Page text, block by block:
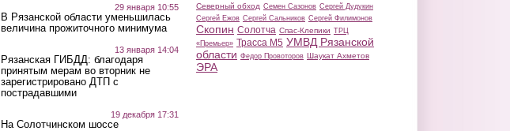
29 января 10:55
В Рязанской области уменьшилась
величина прожиточного минимума
13 января 14:04
Рязанская ГИБДД: благодаря
принятым мерам во вторник не
зарегистрировано ДТП с
пострадавшими
19 декабря 17:31
На Солотчинском шоссе
Северный обход Семен Сазонов Сергей Дудукин
Сергей Ежов Сергей Сальников Сергей Филимонов
Скопин Солотча Спас-Клепики ТРЦ
«Премьер» Трасса М5 УМВД Рязанской
области Федор Провоторов Шаукат Ахметов
ЭРА